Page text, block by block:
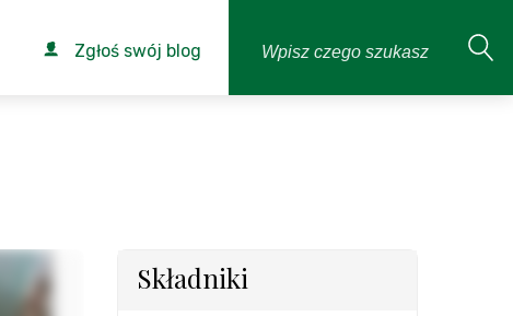
Zgłoś swój blog
Składniki